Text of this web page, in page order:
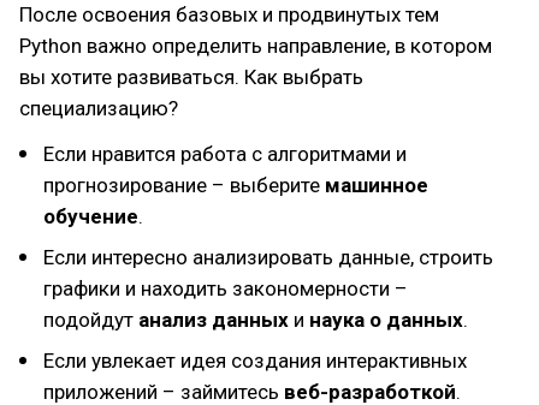
После освоения базовых и продвинутых тем
Python важно определить направление, в котором
вы хотите развиваться. Как выбрать
специализацию?
Если нравится работа с алгоритмами и
прогнозирование – выберите машинное
обучение.
Если интересно анализировать данные, строить
графики и находить закономерности –
подойдут анализ данных и наука о данных.
Если увлекает идея создания интерактивных
приложений – займитесь веб-разработкой.